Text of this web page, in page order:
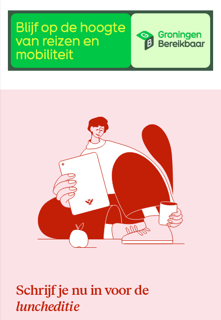
26 okt 2023, 09:43
Delen
Schrijf je nu in voor de
luncheditie